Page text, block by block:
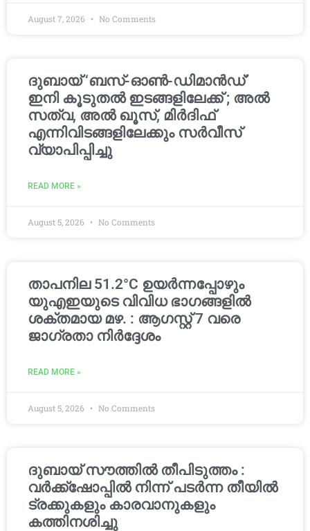
August 7, 2026 No Comments
ദുബായ് ‘ബസ്-ഓൺ-ഡിമാൻഡ്’
ഇനി കൂടുതൽ ഇടങ്ങളിലേക്ക് ; അൽ
സത്വ, അൽ ഖൂസ്, മിർദിഫ്
എന്നിവിടങ്ങളിലേക്കും സർവീസ്
വ്യാപിപ്പിച്ചു
READ MORE »
August 5, 2026 No Comments
താപനില 51.2°C ഉയർന്നപ്പോഴും
യുഎഇയുടെ വിവിധ ഭാഗങ്ങളിൽ
ശക്തമായ മഴ. : ആഗസ്റ്റ് 7 വരെ
ജാഗ്രതാ നിർദ്ദേശം
READ MORE »
August 5, 2026 No Comments
ദുബായ് സൗത്തിൽ തീപിടുത്തം :
വർക്ക്‌ഷോപ്പിൽ നിന്ന് പടർന്ന തീയിൽ
ട്രക്കുകളും കാരവാനുകളും
കത്തിനശിച്ചു